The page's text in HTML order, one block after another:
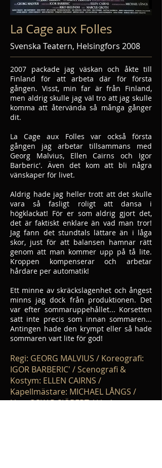
La Cage aux Folles
Svenska Teatern, Helsingfors 2008
2007 packade jag väskan och åkte till
Finland för att arbeta där för första
gången. Visst, min far är från Finland,
men aldrig skulle jag väl tro att jag skulle
komma att återvända så många gånger
dit.
La Cage aux Folles var också första
gången jag arbetar tillsammans med
Georg Malvius, Ellen Cairns och Igor
Barberic'. Även det kom att bli några
vänskaper för livet.
Aldrig hade jag heller trott att det skulle
vara så fasligt roligt att dansa i
högklackat! För er som aldrig gjort det,
det är faktiskt enklare än vad man tror!
Jag fann det stundtals lättare än i låga
skor, just för att balansen hamnar rätt
genom att man kommer upp på tå lite.
Kroppen kompenserar och arbetar
hårdare per automatik!
Ett minne av skräckslagenhet och ångest
minns jag dock från produktionen. Det
var efter sommaruppehållet... Korsetten
satt inte precis som innan sommaren...
Antingen hade den krympt eller så hade
sommaren vart lite för god!
Regi: GEORG MALVIUS / Koreografi:
IGOR BARBERIC' / Scenografi &
Kostym: ELLEN CAIRNS /
Kapellmästare: MICHAEL LÅNGS /
Ljus: OSKAR SJÖBERT / Ljud: